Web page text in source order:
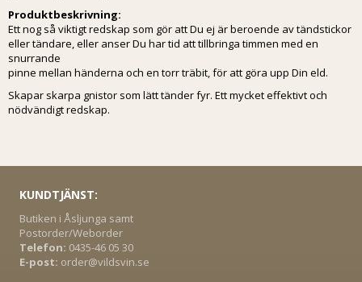
Produktbeskrivning:
Ett nog så viktigt redskap som gör att Du ej är beroende av tändstickor
eller tändare, eller anser Du har tid att tillbringa timmen med en
snurrande
pinne mellan händerna och en torr träbit, för att göra upp Din eld.
Skapar skarpa gnistor som lätt tänder fyr. Ett mycket effektivt och
nödvändigt redskap.
KUNDTJÄNST:
Butiken i Åsljunga samt
Postorder/Weborder
Telefon: 0435-46 05 30
E-post: order@vildsvin.se